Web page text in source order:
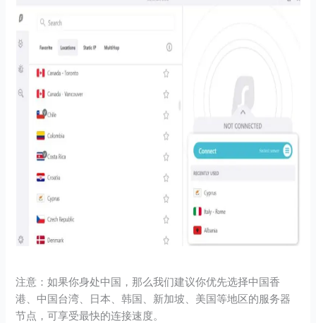
注意：如果你身处中国，那么我们建议你优先选择中国香
港、中国台湾、日本、韩国、新加坡、美国等地区的服务器
节点，可享受最快的连接速度。